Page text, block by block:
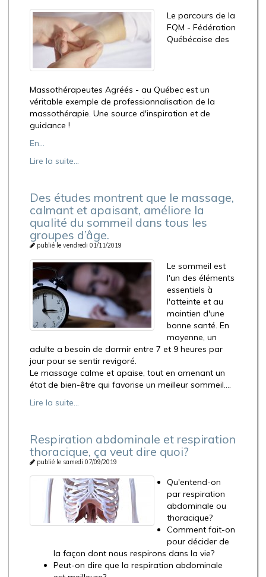
Le parcours de la
FQM - Fédération
Québécoise des
Massothérapeutes Agréés - au Québec est un
véritable exemple de professionnalisation de la
massothérapie. Une source d'inspiration et de
guidance !
En...
Lire la suite...
Des études montrent que le massage,
calmant et apaisant, améliore la
qualité du sommeil dans tous les
groupes d’âge.
publié le vendredi 01/11/2019
Le sommeil est
l'un des éléments
essentiels à
l'atteinte et au
maintien d'une
bonne santé. En
moyenne, un
adulte a besoin de dormir entre 7 et 9 heures par
jour pour se sentir revigoré.
Le massage calme et apaise, tout en amenant un
état de bien-être qui favorise un meilleur sommeil....
Lire la suite...
Respiration abdominale et respiration
thoracique, ça veut dire quoi?
publié le samedi 07/09/2019
Qu'entend-on
par respiration
abdominale ou
thoracique?
Comment fait-on
pour décider de
la façon dont nous respirons dans la vie?
Peut-on dire que la respiration abdominale